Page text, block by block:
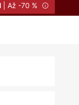
| Až -70 %